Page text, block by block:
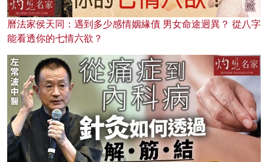
曆法家侯天同：遇到多少感情姻緣債 男女命途迥異？ 從八字
能看透你的七情六欲？